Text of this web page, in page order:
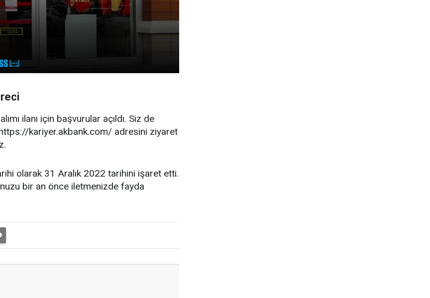
ilanı için başvurular açıldı. Siz de
kariyer.akbank.com/ adresini ziyaret
olarak 31 Aralık 2022 tarihini işaret etti.
bir an önce iletmenizde fayda